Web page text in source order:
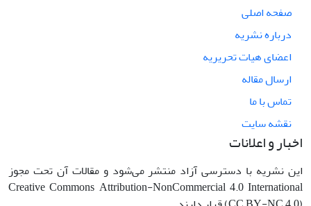
صفحه اصلی
درباره نشریه
اعضای هیات تحریریه
ارسال مقاله
تماس با ما
نقشه سایت
اخبار و اعلانات
این نشریه با دسترسی آزاد منتشر می‌شود و مقالات آن تحت مجوز
Creative Commons Attribution-NonCommercial 4.0 International